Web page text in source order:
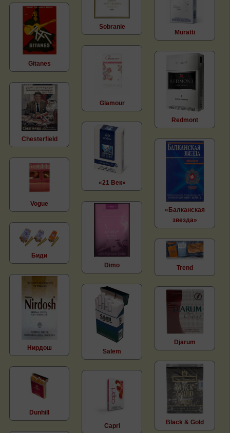
Gitanes
Chesterfield
Vogue
Биди
Нирдош
Dunhill
Sobranie
Glamour
«21 Век»
Dimo
Salem
Capri
Muratti
Redmont
«Балканская
звезда»
Trend
Djarum
Black & Gold